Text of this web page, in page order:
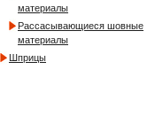
материалы
Рассасывающиеся шовные
материалы
Шприцы